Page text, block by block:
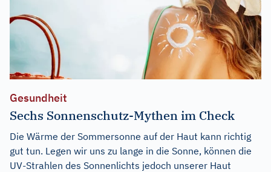
Gesundheit
Sechs Sonnenschutz-Mythen im Check
Die Wärme der Sommersonne auf der Haut kann richtig
gut tun. Legen wir uns zu lange in die Sonne, können die
UV-Strahlen des Sonnenlichts jedoch unserer Haut